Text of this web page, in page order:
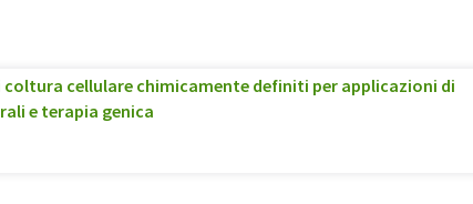
coltura cellulare chimicamente definiti per applicazioni di
e terapia genica